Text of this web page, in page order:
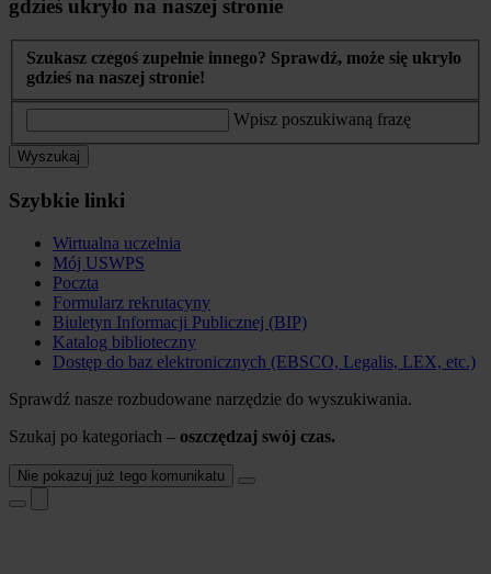
gdzieś ukryło na naszej stronie
Szukasz czegoś zupełnie innego? Sprawdź, może się ukryło
gdzieś na naszej stronie!
Wpisz poszukiwaną frazę
Wyszukaj
Szybkie linki
Wirtualna uczelnia
Mój USWPS
Poczta
Formularz rekrutacyny
Biuletyn Informacji Publicznej (BIP)
Katalog biblioteczny
Dostęp do baz elektronicznych (EBSCO, Legalis, LEX, etc.)
Sprawdź nasze rozbudowane narzędzie do wyszukiwania.
Szukaj po kategoriach – oszczędzaj swój czas.
Nie pokazuj już tego komunikatu